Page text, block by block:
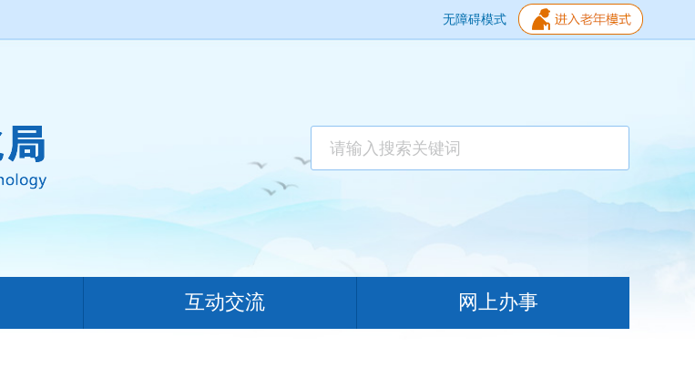
无障碍模式
互动交流 网上办事